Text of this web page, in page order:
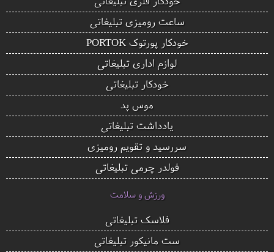
ساعت رومیزی تبلیغاتی
خودکار پورتوک PORTOK
لوازم اداری تبلیغاتی
خودکار تبلیغاتی
موس پد
یادداشت تبلیغاتی
سررسید و تقویم رومیزی
فولدر چرمی تبلیغاتی
ورزش و سلامت
فلاسک تبلیغاتی
ست مانیکور تبلیغاتی